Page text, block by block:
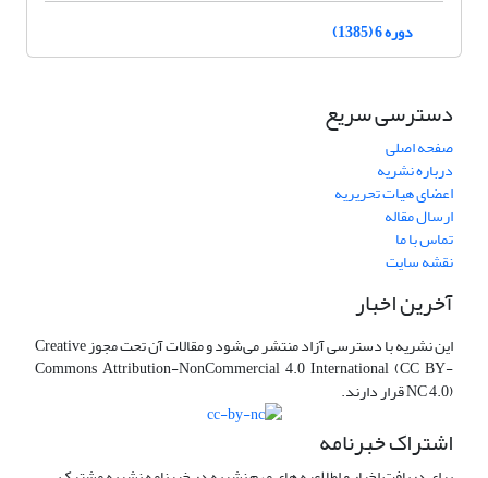
دوره 6 (1385)
دسترسی سریع
صفحه اصلی
درباره نشریه
اعضای هیات تحریریه
ارسال مقاله
تماس با ما
نقشه سایت
آخرین اخبار
این نشریه با دسترسی آزاد منتشر می‌شود و مقالات آن تحت مجوز Creative
Commons Attribution-NonCommercial 4.0 International (CC BY-
NC 4.0) قرار دارند.
اشتراک خبرنامه